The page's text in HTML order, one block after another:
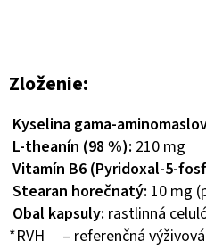
Zloženie:
Kyselina gama-
L-theanín (98 %): 210 mg
Vitamín B6 (Pyridoxal-5-
Stearan horečnatý: 10 mg
Obal kapsuly: rastlinná
*RVH – referenčná